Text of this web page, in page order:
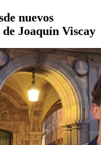
nuevos
Joaquín Viscay